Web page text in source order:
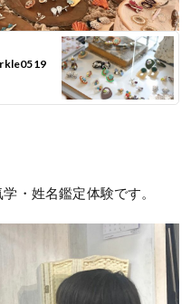
・姓名鑑定体験です。